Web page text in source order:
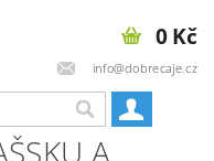
info@dobrecaje.cz
0 Kč
A